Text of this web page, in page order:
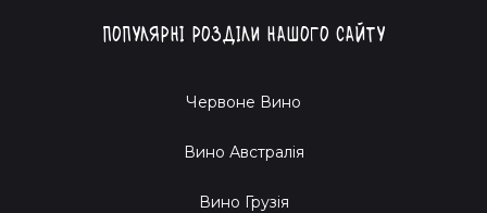
Популярні розділи нашого сайту
Червоне Вино
Вино Австралія
Вино Грузія